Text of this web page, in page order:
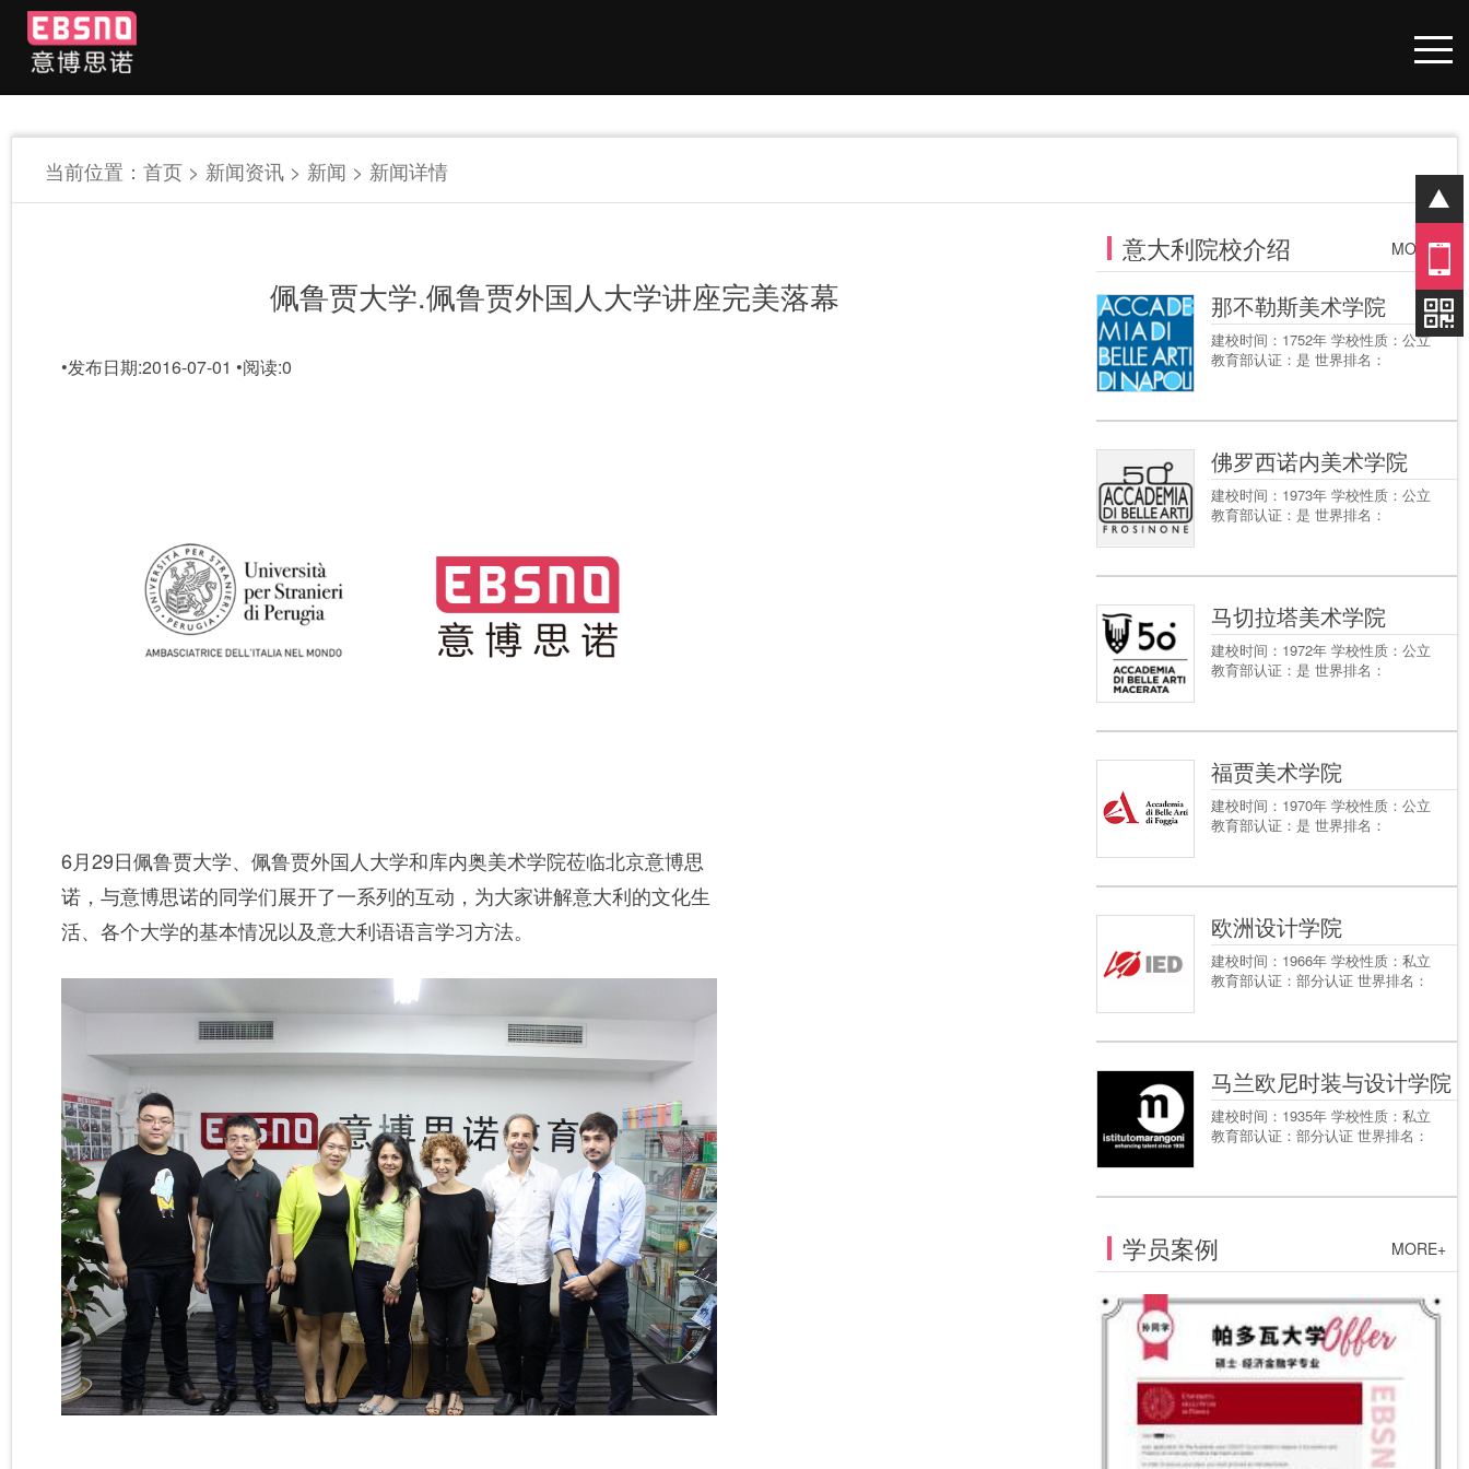
当前位置： 首页 > 新闻资讯 > 新闻 > 新闻详情
佩鲁贾大学.佩鲁贾外国人大学讲座完美落幕
•发布日期:2016-07-01 •阅读:0
6月29日佩鲁贾大学、佩鲁贾外国人大学和库内奥美术学院莅临北京意博思
诺，与意博思诺的同学们展开了一系列的互动，为大家讲解意大利的文化生
活、各个大学的基本情况以及意大利语语言学习方法。
意大利院校介绍 MORE+
那不勒斯美术学院
建校时间：1752年 学校性质：公立
教育部认证：是 世界排名：
佛罗西诺内美术学院
建校时间：1973年 学校性质：公立
教育部认证：是 世界排名：
马切拉塔美术学院
建校时间：1972年 学校性质：公立
教育部认证：是 世界排名：
福贾美术学院
建校时间：1970年 学校性质：公立
教育部认证：是 世界排名：
欧洲设计学院
建校时间：1966年 学校性质：私立
教育部认证：部分认证 世界排名：
马兰欧尼时装与设计学院
建校时间：1935年 学校性质：私立
教育部认证：部分认证 世界排名：
学员案例 MORE+